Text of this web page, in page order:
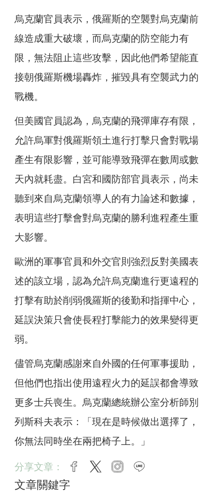
烏克蘭官員表示，俄羅斯的空襲對烏克蘭前
線造成重大破壞，而烏克蘭的防空能力有
限，無法阻止這些攻擊，因此他們希望能直
接朝俄羅斯機場轟炸，摧毀具有空襲武力的
戰機。
但美國官員認為，烏克蘭的飛彈庫存有限，
允許烏軍對俄羅斯領土進行打擊只會對戰場
產生有限影響，並可能導致飛彈在數周或數
天內就耗盡。白宮和國防部官員表示，尚未
聽到來自烏克蘭領導人的有力論述和數據，
表明這些打擊會對烏克蘭的勝利進程產生重
大影響。
歐洲的軍事官員和外交官則強烈反對美國表
述的該立場，認為允許烏克蘭進行更遠程的
打擊有助於削弱俄羅斯的後勤和指揮中心，
延誤決策只會使長程打擊能力的效果變得更
弱。
儘管烏克蘭感謝來自外國的任何軍事援助，
但他們也指出使用遠程火力的延誤都會導致
更多士兵喪生。烏克蘭總統辦公室分析師別
列斯科夫表示：「現在是時候做出選擇了，
你無法同時坐在兩把椅子上。」
分享文章： facebook
twitter instagram
文章關鍵字